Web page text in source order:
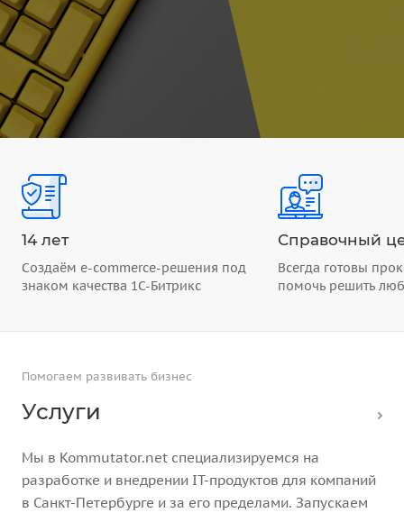
14 лет
Создаём e-commerce-решения под
знаком качества 1С-Битрикс
Справочный
Всегда готовы
помочь решить
Помогаем развивать бизнес
Услуги
Мы в Kommutator.net специализируемся на
разработке и внедрении IT-продуктов для компаний
в Санкт-Петербурге и за его пределами. Запускаем